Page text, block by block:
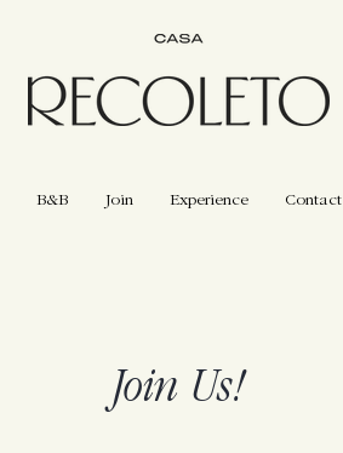
B&B Join Experience Contact
Join Us!